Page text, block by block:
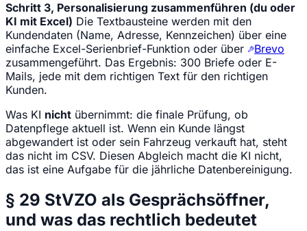
Schritt 3, Personalisierung zusammenführen (du oder
KI mit Excel) Die Textbausteine werden mit den
Kundendaten (Name, Adresse, Kennzeichen) über eine
einfache Excel-Serienbrief-Funktion oder über
Brevo
zusammengeführt. Das Ergebnis: 300 Briefe oder E-
Mails, jede mit dem richtigen Text für den richtigen
Kunden.
Was KI nicht übernimmt: die finale Prüfung, ob
Datenpflege aktuell ist. Wenn ein Kunde längst
abgewandert ist oder sein Fahrzeug verkauft hat, steht
das nicht im CSV. Diesen Abgleich macht die KI nicht,
das ist eine Aufgabe für die jährliche Datenbereinigung.
§ 29 StVZO als Gesprächsöffner,
und was das rechtlich bedeutet